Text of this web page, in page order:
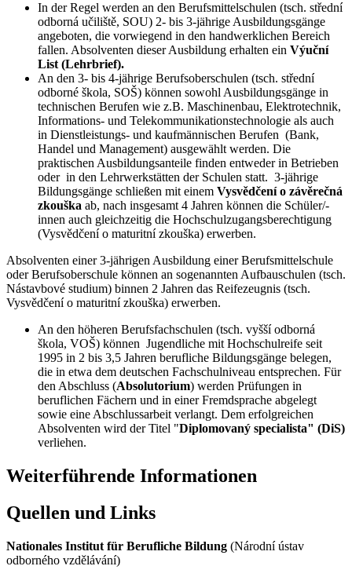
In der Regel werden an den Berufsmittelschulen (tsch. střední
odborná učiliště, SOU) 2- bis 3-jährige Ausbildungsgänge
angeboten, die vorwiegend in den handwerklichen Bereich
fallen. Absolventen dieser Ausbildung erhalten ein Výuční
List (Lehrbrief).
An den 3- bis 4-jährige Berufsoberschulen (tsch. střední
odborné škola, SOŠ) können sowohl Ausbildungsgänge in
technischen Berufen wie z.B. Maschinenbau, Elektrotechnik,
Informations- und Telekommunikationstechnologie als auch
in Dienstleistungs- und kaufmännischen Berufen (Bank,
Handel und Management) ausgewählt werden. Die
praktischen Ausbildungsanteile finden entweder in Betrieben
oder in den Lehrwerkstätten der Schulen statt. 3-jährige
Bildungsgänge schließen mit einem Vysvědčení o závěrečná
zkouška ab, nach insgesamt 4 Jahren können die Schüler/-
innen auch gleichzeitig die Hochschulzugangsberechtigung
(Vysvědčení o maturitní zkouška) erwerben.
Absolventen einer 3-jährigen Ausbildung einer Berufsmittelschule
oder Berufsoberschule können an sogenannten Aufbauschulen (tsch.
Nástavbové studium) binnen 2 Jahren das Reifezeugnis (tsch.
Vysvědčení o maturitní zkouška) erwerben.
An den höheren Berufsfachschulen (tsch. vyšší odborná
škola, VOŠ) können Jugendliche mit Hochschulreife seit
1995 in 2 bis 3,5 Jahren berufliche Bildungsgänge belegen,
die in etwa dem deutschen Fachschulniveau entsprechen. Für
den Abschluss (Absolutorium) werden Prüfungen in
beruflichen Fächern und in einer Fremdsprache abgelegt
sowie eine Abschlussarbeit verlangt. Dem erfolgreichen
Absolventen wird der Titel "Diplomovaný specialista" (DiS)
verliehen.
Weiterführende Informationen
Quellen und Links
Nationales Institut für Berufliche Bildung (Národní ústav
odborného vzdělávání)